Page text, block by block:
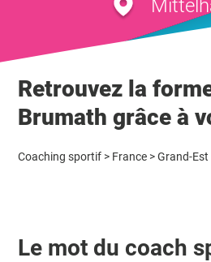
Retrouvez la
Brumath grâce à
Coaching sportif > France > Grand-Est
Le mot du coach